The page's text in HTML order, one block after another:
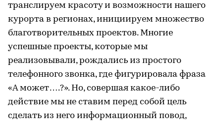
транслируем красоту и возможности нашего
курорта в регионах, инициируем множество
благотворительных проектов. Многие
успешные проекты, которые мы
реализовывали, рождались из простого
телефонного звонка, где фигурировала фраза
«А может….?». Но, совершая какое-либо
действие мы не ставим перед собой цель
сделать из него информационный повод,